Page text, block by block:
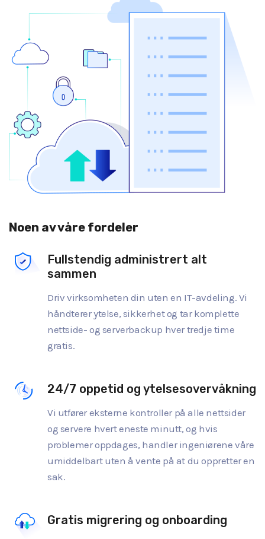
Noen av våre fordeler
Fullstendig administrert alt
sammen
Driv virksomheten din uten en IT-avdeling. Vi
håndterer ytelse, sikkerhet og tar komplette
nettside- og serverbackup hver tredje time
gratis.
24/7 oppetid og ytelsesovervåkning
Vi utfører eksterne kontroller på alle nettsider
og servere hvert eneste minutt, og hvis
problemer oppdages, handler ingeniørene våre
umiddelbart uten å vente på at du oppretter en
sak.
Gratis migrering og onboarding